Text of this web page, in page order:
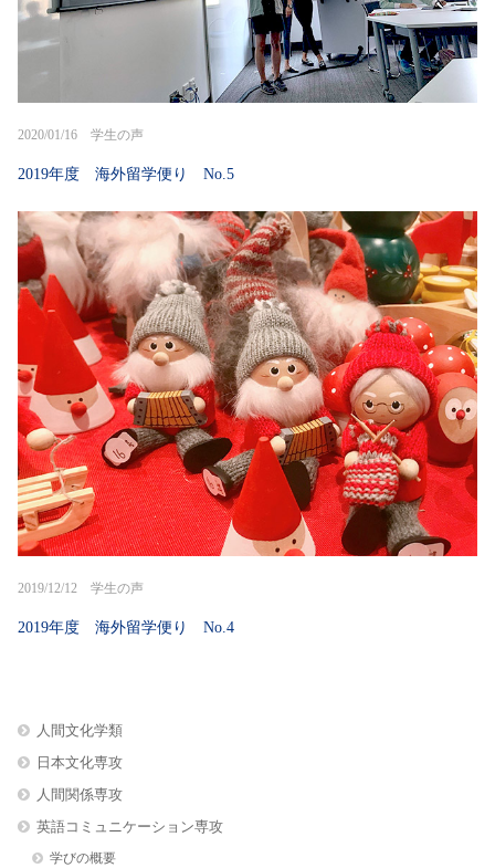
2020/01/16 学生の声
2019年度 海外留学便り No.5
2019/12/12 学生の声
2019年度 海外留学便り No.4
人間文化学類
日本文化専攻
人間関係専攻
英語コミュニケーション専攻
学びの概要